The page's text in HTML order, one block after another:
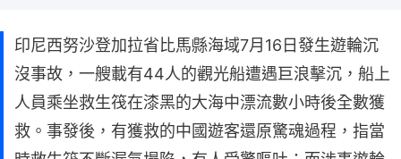
印尼西努沙登加拉省比馬縣海域7月16日發生遊輪沉
沒事故，一艘載有44人的觀光船遭遇巨浪擊沉，船上
人員乘坐救生筏在漆黑的大海中漂流數小時後全數獲
救。事發後，有獲救的中國遊客還原驚魂過程，指當